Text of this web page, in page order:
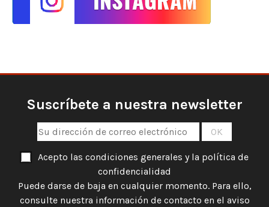
Suscríbete a nuestra newsletter
Acepto las condiciones generales y la política de
confidencialidad
Puede darse de baja en cualquier momento. Para ello,
consulte nuestra información de contacto en el aviso